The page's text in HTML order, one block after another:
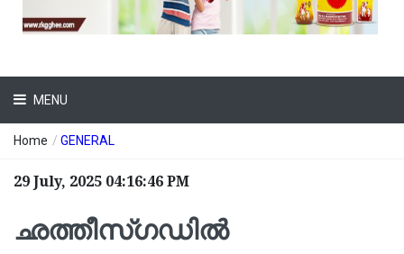
MENU
Home / GENERAL
29 July, 2025 04:16:46 PM
ഛത്തീസ്ഗഡില്‍